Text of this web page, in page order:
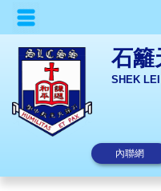
石籬
SHEK
內聯網